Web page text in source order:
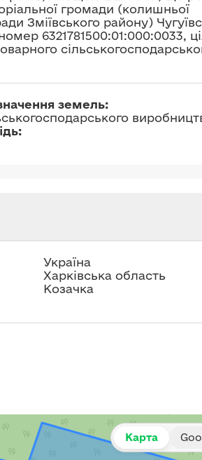
громади (колишньої
Зміївського району)
6321781500:01:000:0033,
земель:
Україна
Харківська область
Козачка
Карта